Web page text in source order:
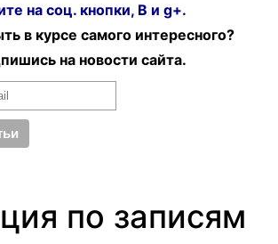
на соц. кнопки, В и g+.
в курсе самого интересного?
на новости сайта.
по записям